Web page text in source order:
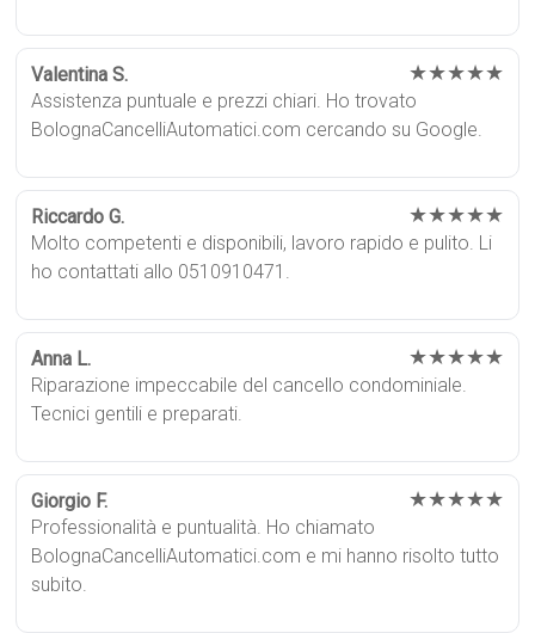
Valentina S. ★★★★★
Assistenza puntuale e prezzi chiari. Ho trovato
BolognaCancelliAutomatici.com cercando su Google.
Riccardo G. ★★★★★
Molto competenti e disponibili, lavoro rapido e pulito. Li
ho contattati allo 0510910471.
Anna L. ★★★★★
Riparazione impeccabile del cancello condominiale.
Tecnici gentili e preparati.
Giorgio F. ★★★★★
Professionalità e puntualità. Ho chiamato
BolognaCancelliAutomatici.com e mi hanno risolto tutto
subito.